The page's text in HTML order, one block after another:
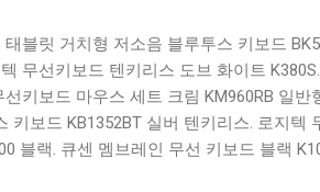
블릿 거치형 저소음 블루투스 키보드
무선키보드 텐키리스 도브 화이트
키보드 마우스 세트 크림 KM960RB 일반
키보드 KB1352BT 실버 텐키리스. 로지텍
블랙. 큐센 멤브레인 무선 키보드 블랙